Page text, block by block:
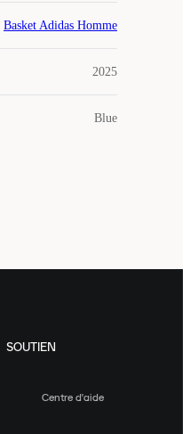
Basket Adidas Homme
2025
Blue
SOUTIEN
Centre d'aide